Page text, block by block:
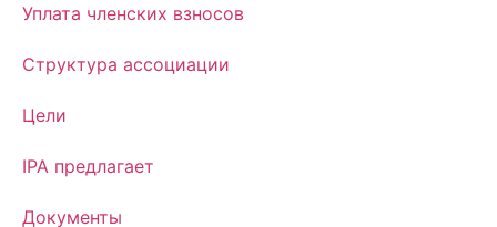
Уплата членских взносов
Структура ассоциации
Цели
IPA предлагает
Документы